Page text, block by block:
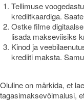
Tellimuse
krediitkaardiga.
Ostke filme
lisada makseviisiks
Kinod ja
krediiti maksta.
Oluline on märkida, et
tagasimaksevõimalusi,